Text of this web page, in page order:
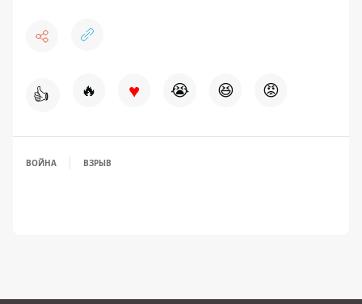
👍 🔥 ♥ 😭 😆 😡
ВОЙНА ВЗРЫВ